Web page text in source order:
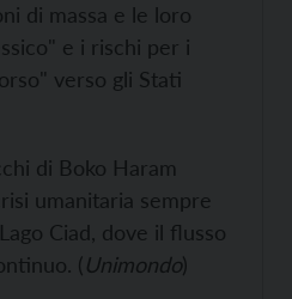
di massa e le loro
e i rischi per i
verso gli Stati
di Boko Haram
umanitaria sempre
Ciad, dove il flusso
(Unimondo)